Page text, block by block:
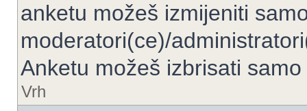
anketu možeš izmijeniti
moderatori(ce)/
Anketu možeš izbrisati
Vrh